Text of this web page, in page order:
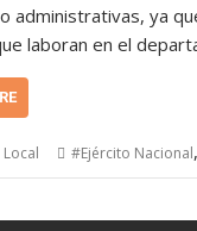
administrativas, ya
laboran en el
Local #Ejército Nacional,